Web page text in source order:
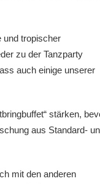
und tropischer
zu der Tanzparty
auch einige unserer
stärken,
aus Standard-
mit den anderen